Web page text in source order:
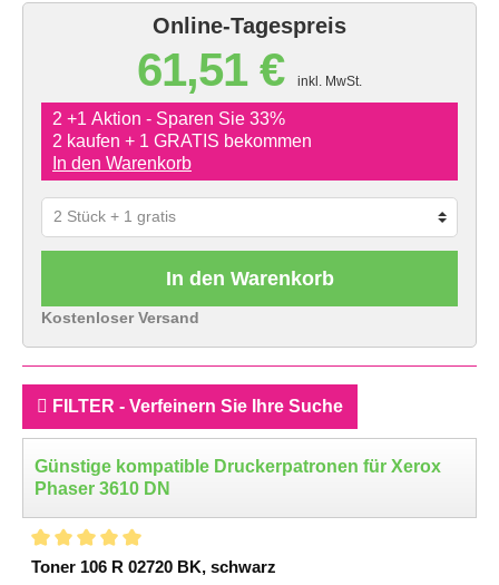
Online-Tagespreis
61,51 € inkl. MwSt.
2 +1 Aktion - Sparen Sie 33%
2 kaufen + 1 GRATIS bekommen
In den Warenkorb
In den Warenkorb
Kostenloser Versand
FILTER - Verfeinern Sie Ihre Suche
Günstige kompatible Druckerpatronen für Xerox
Phaser 3610 DN
Toner 106 R 02720 BK, schwarz